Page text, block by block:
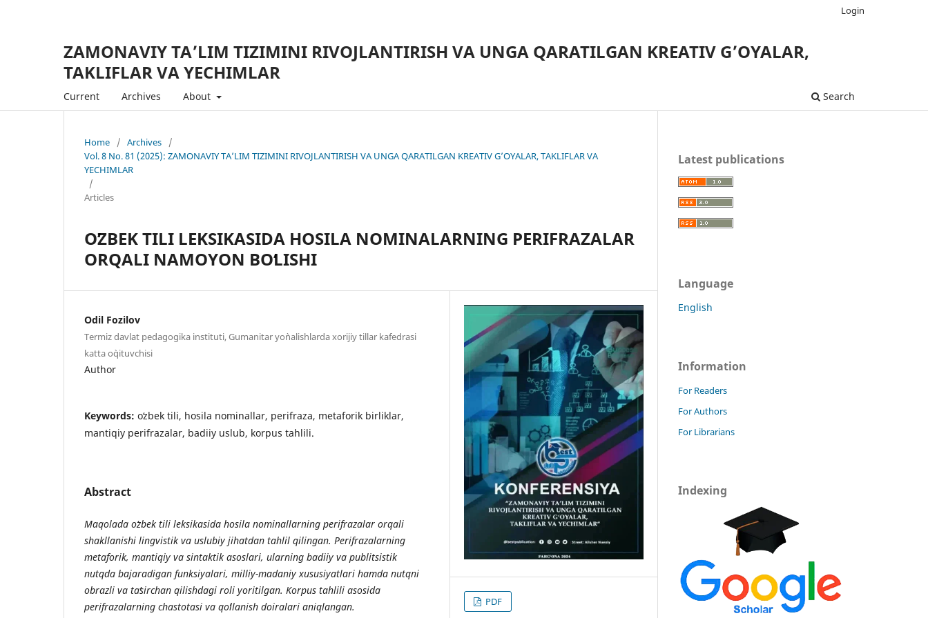
ZAMONAVIY TA’LIM TIZIMINI RIVOJLANTIRISH VA UNGA QARATILGAN KREATIV G’OYALAR,
TAKLIFLAR VA YECHIMLAR
Current Archives About Search
Login
Home / Archives
/
Vol. 8 No. 81 (2025): ZAMONAVIY TA’LIM TIZIMINI RIVOJLANTIRISH VA UNGA QARATILGAN KREATIV G’OYALAR, TAKLIFLAR VA
YECHIMLAR
/
Articles
OʻZBEK TILI LEKSIKASIDA HOSILA NOMINALARNING PERIFRAZALAR
ORQALI NAMOYON BOʻLISHI
Odil Fozilov
Termiz davlat pedagogika instituti, Gumanitar yo`nalishlarda xorijiy tillar kafedrasi
katta o`qituvchisi
Author
Keywords: oʻzbek tili, hosila nominallar, perifraza, metaforik birliklar,
mantiqiy perifrazalar, badiiy uslub, korpus tahlili.
Abstract
Maqolada oʻzbek tili leksikasida hosila nominallarning perifrazalar orqali
shakllanishi lingvistik va uslubiy jihatdan tahlil qilingan. Perifrazalarning
metaforik, mantiqiy va sintaktik asoslari, ularning badiiy va publitsistik
nutqda bajaradigan funksiyalari, milliy-madaniy xususiyatlari hamda nutqni
obrazli va taʼsirchan qilishdagi roli yoritilgan. Korpus tahlili asosida
perifrazalarning chastotasi va qoʻllanish doiralari aniqlangan.
PDF
Latest publications
Language
English
Information
For Readers
For Authors
For Librarians
Indexing